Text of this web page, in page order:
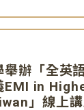
舉辦「全英
EMI in
」線上